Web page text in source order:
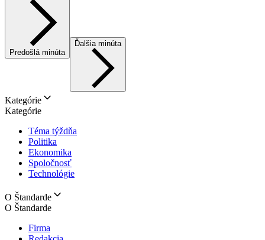
Predošlá minúta
Ďalšia minúta
Kategórie
Kategórie
Téma týždňa
Politika
Ekonomika
Spoločnosť
Technológie
O Štandarde
O Štandarde
Firma